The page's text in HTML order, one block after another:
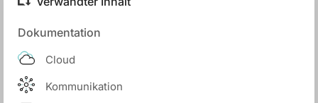
Dokumentation
Cloud
Kommunikation